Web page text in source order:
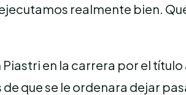
realmente bien.
en la carrera por el título
que se le ordenara dejar